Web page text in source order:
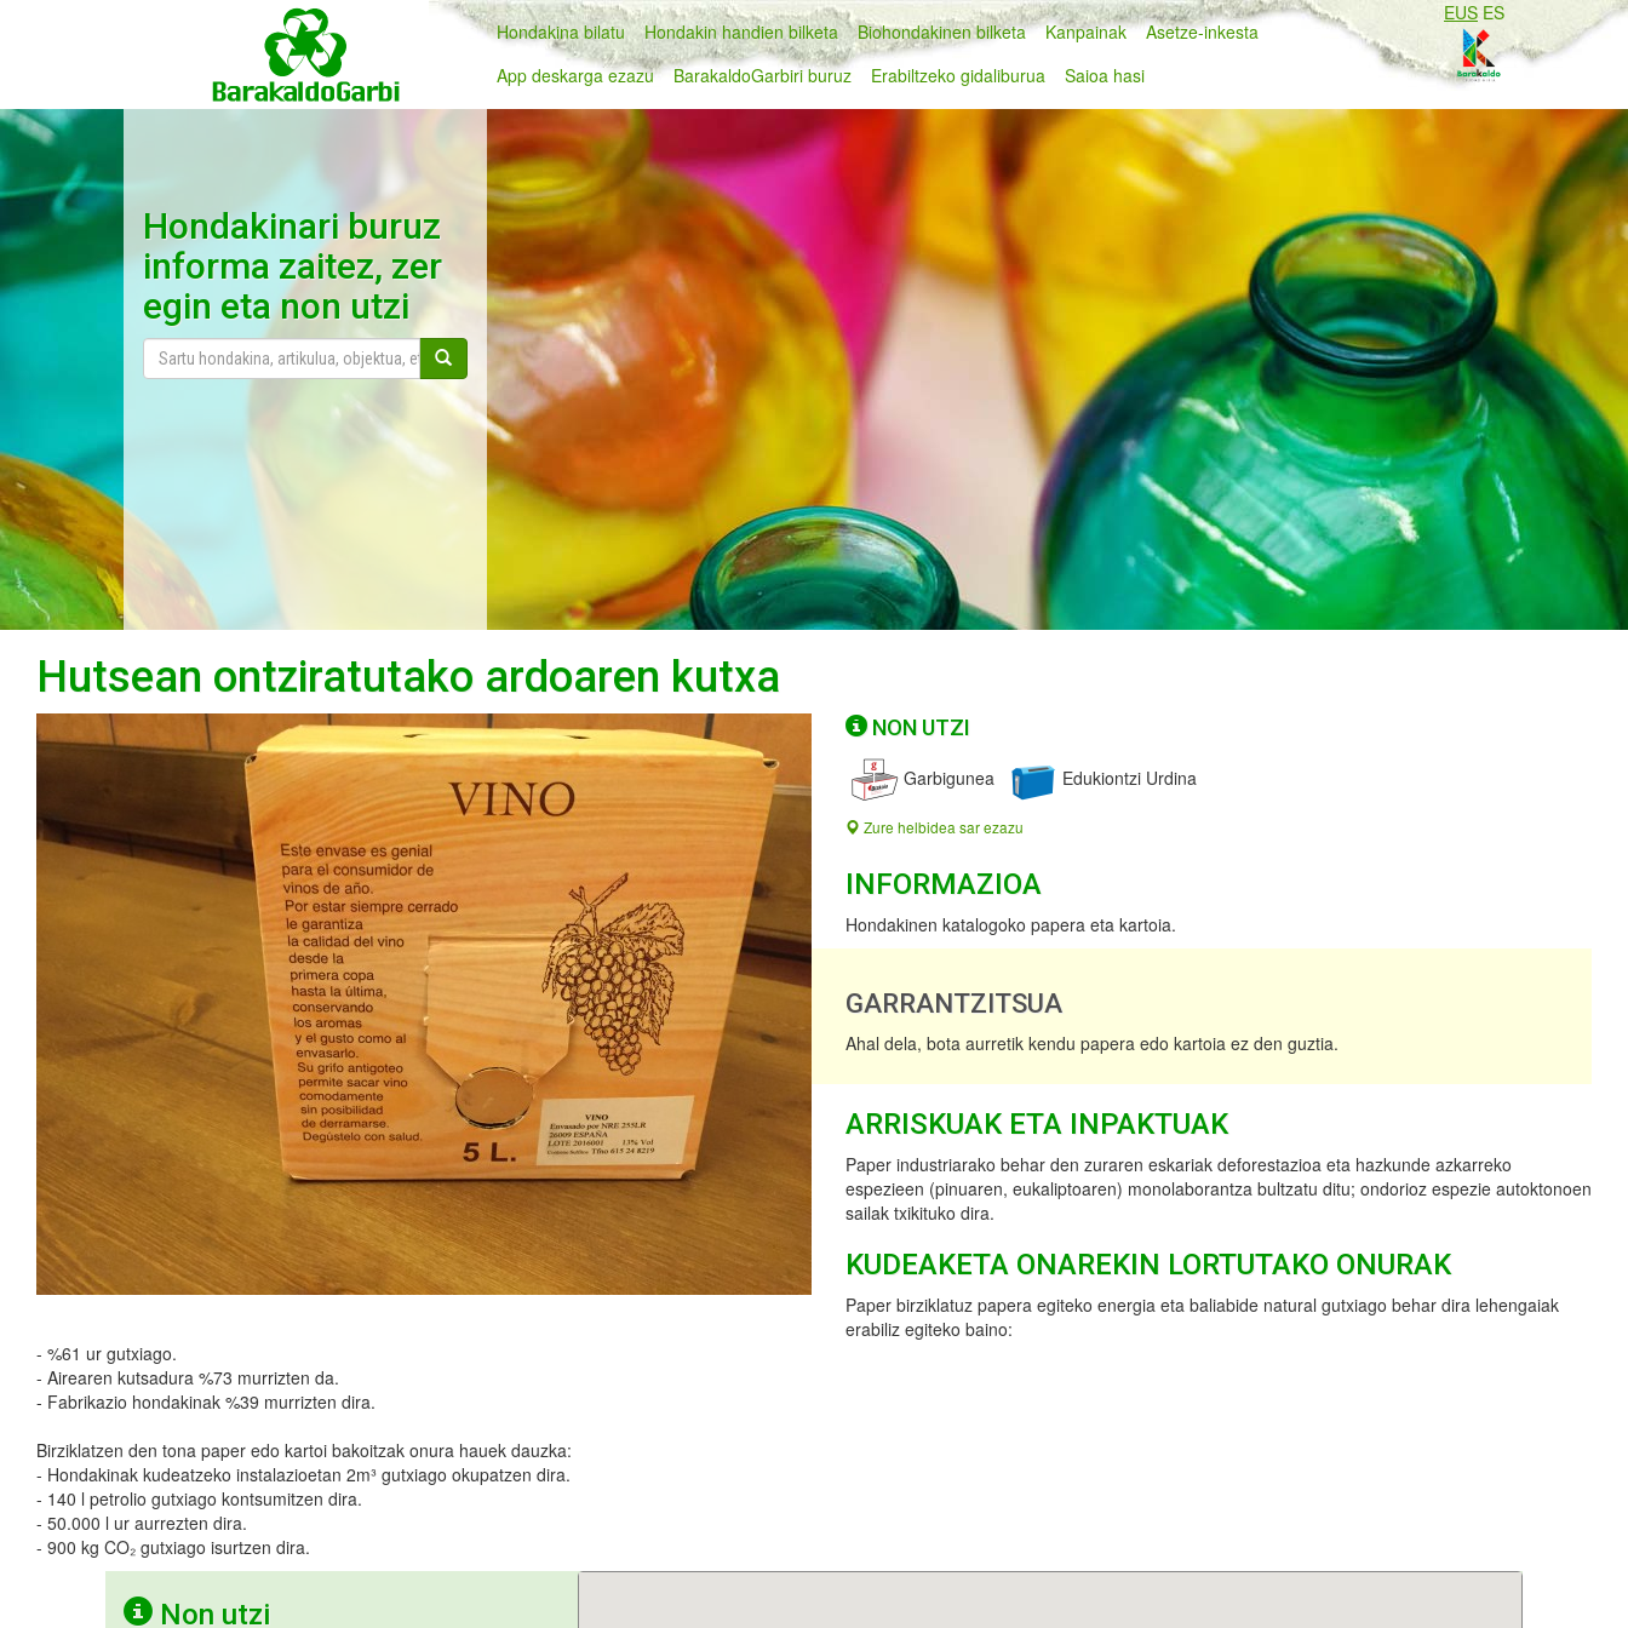
EUS ES
Hondakina bilatu
Hondakin handien bilketa Biohondakinen bilketa Kanpainak
Asetze-inkesta
App deskarga ezazu
BarakaldoGarbiri buruz Erabiltzeko gidaliburua Saioa hasi
Hondakinari buruz
informa zaitez, zer
egin eta non utzi
Hutsean ontziratutako ardoaren kutxa
NON UTZI
Garbigunea Edukiontzi Urdina
Zure helbidea sar ezazu
INFORMAZIOA
Hondakinen katalogoko papera eta kartoia.
GARRANTZITSUA
Ahal dela, bota aurretik kendu papera edo kartoia ez den guztia.
ARRISKUAK ETA INPAKTUAK
Paper industriarako behar den zuraren eskariak deforestazioa eta hazkunde azkarreko
espezieen (pinuaren, eukaliptoaren) monolaborantza bultzatu ditu; ondorioz espezie autoktonoen
sailak txikituko dira.
KUDEAKETA ONAREKIN LORTUTAKO ONURAK
Paper birziklatuz papera egiteko energia eta baliabide natural gutxiago behar dira lehengaiak
erabiliz egiteko baino:
- %61 ur gutxiago.
- Airearen kutsadura %73 murrizten da.
- Fabrikazio hondakinak %39 murrizten dira.
Birziklatzen den tona paper edo kartoi bakoitzak onura hauek dauzka:
- Hondakinak kudeatzeko instalazioetan 2m³ gutxiago okupatzen dira.
- 140 l petrolio gutxiago kontsumitzen dira.
- 50.000 l ur aurrezten dira.
- 900 kg CO₂ gutxiago isurtzen dira.
Non utzi